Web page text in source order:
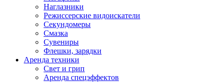
Наглазники
Режиссерские видоискатели
Секундомеры
Смазка
Сувениры
Флешки, зарядки
Аренда техники
Свет и грип
Аренда спецэффектов